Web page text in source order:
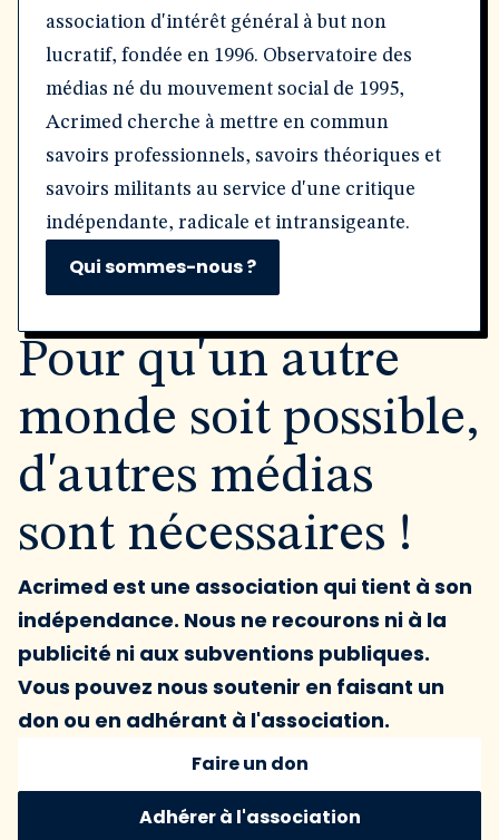
association d'intérêt général à but non
lucratif, fondée en 1996. Observatoire des
médias né du mouvement social de 1995,
Acrimed cherche à mettre en commun
savoirs professionnels, savoirs théoriques et
savoirs militants au service d'une critique
indépendante, radicale et intransigeante.
Qui sommes-nous ?
Pour qu'un autre
monde soit possible,
d'autres médias
sont nécessaires !
Acrimed est une association qui tient à son
indépendance. Nous ne recourons ni à la
publicité ni aux subventions publiques.
Vous pouvez nous soutenir en faisant un
don ou en adhérant à l'association.
Faire un don
Adhérer à l'association